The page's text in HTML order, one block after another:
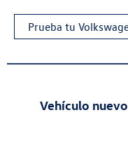
Prueba tu
Vehículo nuevo